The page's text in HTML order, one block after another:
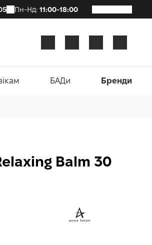
Пн-Нд: 11:00-18:00
БАДи Бренди
Balm 30